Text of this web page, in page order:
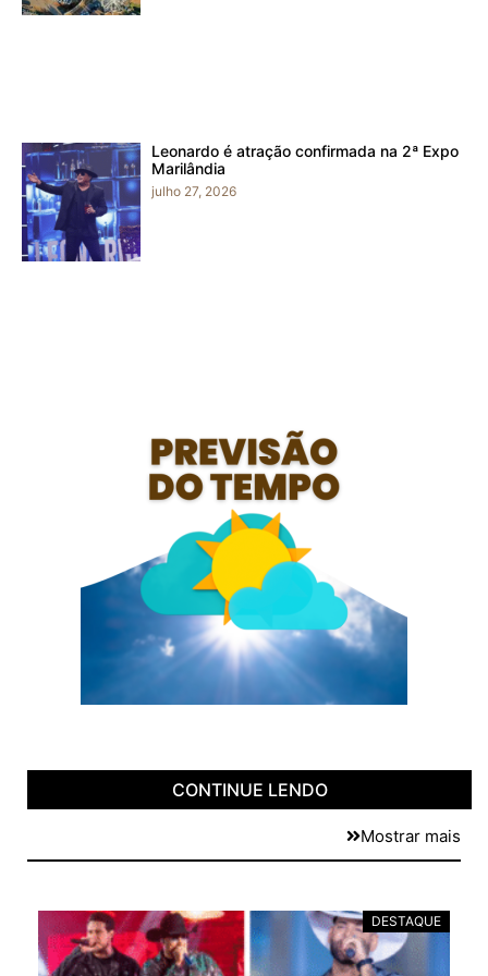
Leonardo é atração confirmada na 2ª Expo
Marilândia
julho 27, 2026
CONTINUE LENDO
Mostrar mais
DESTAQUE